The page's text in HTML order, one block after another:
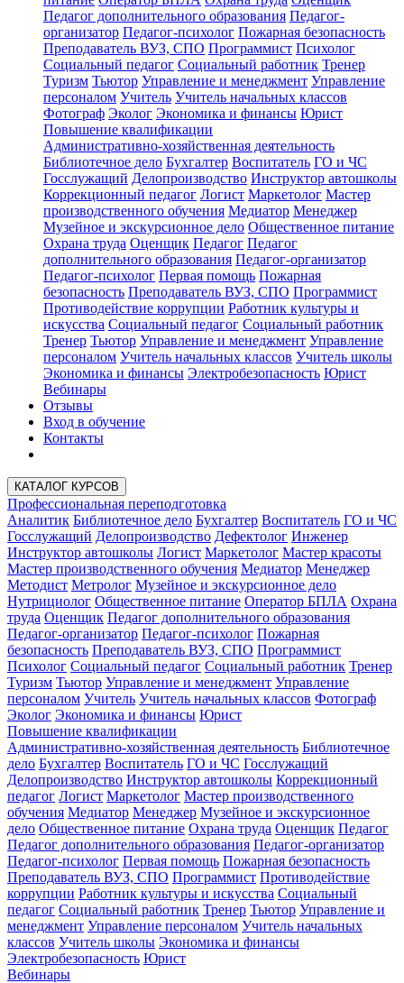
Педагог дополнительного образования Педагог-
организатор Педагог-психолог Пожарная безопасность
Преподаватель ВУЗ, СПО Программист Психолог
Социальный педагог Социальный работник Тренер
Туризм Тьютор Управление и менеджмент Управление
персоналом Учитель Учитель начальных классов
Фотограф Эколог Экономика и финансы Юрист
Повышение квалификации
Административно-хозяйственная деятельность
Библиотечное дело Бухгалтер Воспитатель ГО и ЧС
Госслужащий Делопроизводство Инструктор автошколы
Коррекционный педагог Логист Маркетолог Мастер
производственного обучения Медиатор Менеджер
Музейное и экскурсионное дело Общественное питание
Охрана труда Оценщик Педагог Педагог
дополнительного образования Педагог-организатор
Педагог-психолог Первая помощь Пожарная
безопасность Преподаватель ВУЗ, СПО Программист
Противодействие коррупции Работник культуры и
искусства Социальный педагог Социальный работник
Тренер Тьютор Управление и менеджмент Управление
персоналом Учитель начальных классов Учитель школы
Экономика и финансы Электробезопасность Юрист
Вебинары
Отзывы
Вход в обучение
Контакты
КАТАЛОГ КУРСОВ
Профессиональная переподготовка
Аналитик Библиотечное дело Бухгалтер Воспитатель ГО и ЧС
Госслужащий Делопроизводство Дефектолог Инженер
Инструктор автошколы Логист Маркетолог Мастер красоты
Мастер производственного обучения Медиатор Менеджер
Методист Метролог Музейное и экскурсионное дело
Нутрициолог Общественное питание Оператор БПЛА Охрана
труда Оценщик Педагог дополнительного образования
Педагог-организатор Педагог-психолог Пожарная
безопасность Преподаватель ВУЗ, СПО Программист
Психолог Социальный педагог Социальный работник Тренер
Туризм Тьютор Управление и менеджмент Управление
персоналом Учитель Учитель начальных классов Фотограф
Эколог Экономика и финансы Юрист
Повышение квалификации
Административно-хозяйственная деятельность Библиотечное
дело Бухгалтер Воспитатель ГО и ЧС Госслужащий
Делопроизводство Инструктор автошколы Коррекционный
педагог Логист Маркетолог Мастер производственного
обучения Медиатор Менеджер Музейное и экскурсионное
дело Общественное питание Охрана труда Оценщик Педагог
Педагог дополнительного образования Педагог-организатор
Педагог-психолог Первая помощь Пожарная безопасность
Преподаватель ВУЗ, СПО Программист Противодействие
коррупции Работник культуры и искусства Социальный
педагог Социальный работник Тренер Тьютор Управление и
менеджмент Управление персоналом Учитель начальных
классов Учитель школы Экономика и финансы
Электробезопасность Юрист
Вебинары